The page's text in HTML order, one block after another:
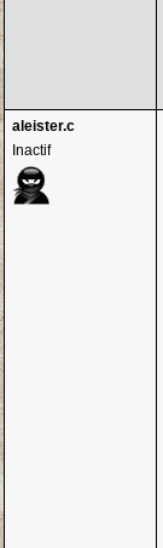
aleister.c
Inactif